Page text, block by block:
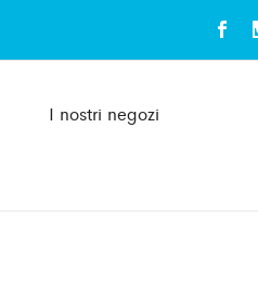
I nostri negozi